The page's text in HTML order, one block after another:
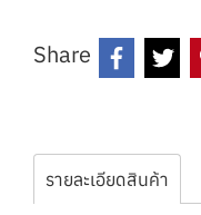
Share
รายละเอียดสินค้า